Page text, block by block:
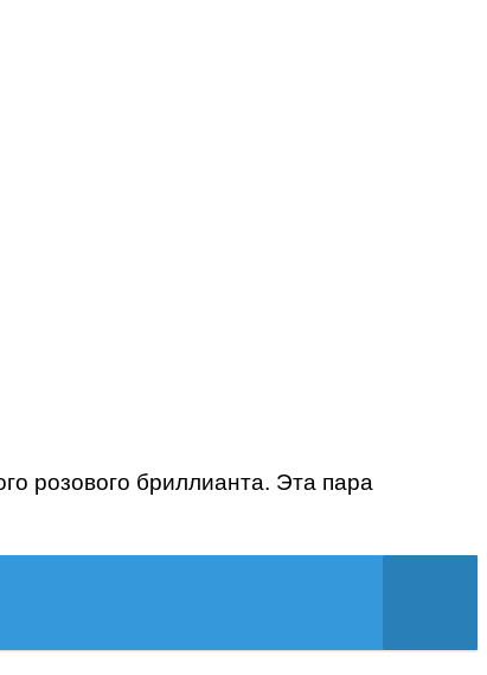
розового бриллианта. Эта пара